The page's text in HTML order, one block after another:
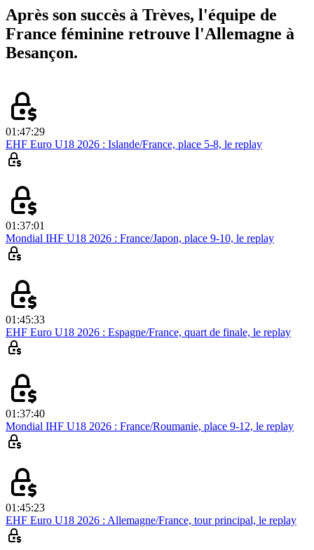
Après son succès à Trèves, l'équipe de
France féminine retrouve l'Allemagne à
Besançon.
01:47:29
EHF Euro U18 2026 : Islande/France, place 5-8, le replay
01:37:01
Mondial IHF U18 2026 : France/Japon, place 9-10, le replay
01:45:33
EHF Euro U18 2026 : Espagne/France, quart de finale, le replay
01:37:40
Mondial IHF U18 2026 : France/Roumanie, place 9-12, le replay
01:45:23
EHF Euro U18 2026 : Allemagne/France, tour principal, le replay